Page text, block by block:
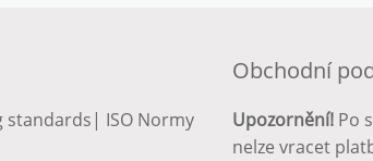
standards | ISO Normy
Obchodní
Upozornění! Po
nelze vracet